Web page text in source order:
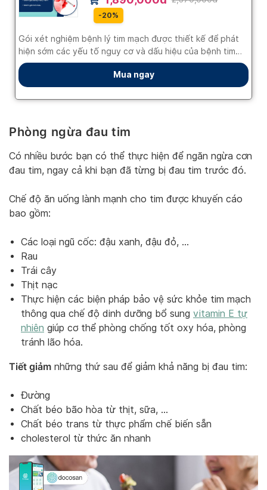
Phòng ngừa đau tim
Có nhiều bước bạn có thể thực hiện để ngăn ngừa cơn
đau tim, ngay cả khi bạn đã từng bị đau tim trước đó.
Chế độ ăn uống lành mạnh cho tim được khuyến cáo
bao gồm:
Các loại ngũ cốc: đậu xanh, đậu đỏ, …
Rau
Trái cây
Thịt nạc
Thực hiện các biện pháp bảo vệ sức khỏe tim mạch
thông qua chế độ dinh dưỡng bổ sung vitamin E tự
nhiên giúp cơ thể phòng chống tốt oxy hóa, phòng
tránh lão hóa.
Tiết giảm những thứ sau để giảm khả năng bị đau tim:
Đường
Chất béo bão hòa từ thịt, sữa, …
Chất béo trans từ thực phẩm chế biến sẵn
cholesterol từ thức ăn nhanh